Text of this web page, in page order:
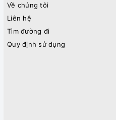
Về chúng tôi
Liên hệ
Tìm đường đi
Quy định sử dụng